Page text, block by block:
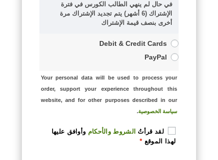
في حال لم ينهي الطالب الكورس في فترة
الإشتراك (6 أشهر) يتم تجديد الإشتراك مرة
أخرى بنصف قيمة الإشتراك
Debit & Credit Cards
PayPal
Your personal data will be used to process your
order, support your experience throughout this
website, and for other purposes described in our
سياسة الخصوصية.
لقد قرأتُ الشروط والأحكام وأوافق عليها
لهذا الموقع *